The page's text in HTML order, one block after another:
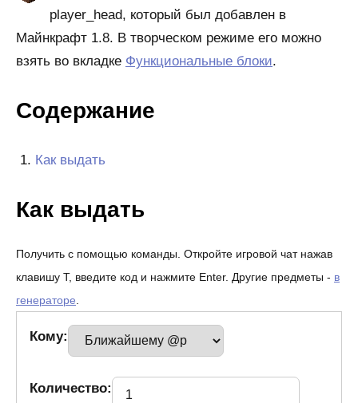
player_head, который был добавлен в
Майнкрафт 1.8. В творческом режиме его можно
взять во вкладке Функциональные блоки.
Содержание
Как выдать
Как выдать
Получить с помощью команды. Откройте игровой чат нажав
клавишу T, введите код и нажмите Enter. Другие предметы - в
генераторе.
Кому:
Количество: